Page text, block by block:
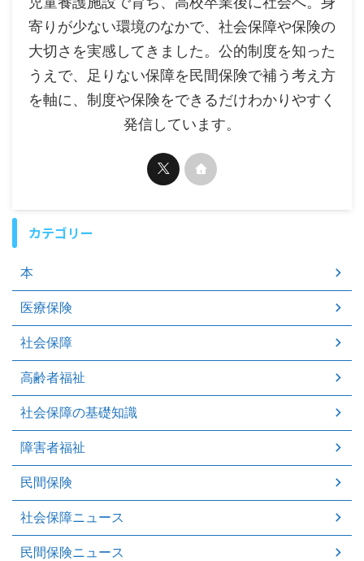
寄りが少ない環境のなかで、社会保障や保険の
大切さを実感してきました。公的制度を知った
うえで、足りない保障を民間保険で補う考え方
を軸に、制度や保険をできるだけわかりやすく
発信しています。
カテゴリー
本
医療保険
社会保障
高齢者福祉
社会保障の基礎知識
障害者福祉
民間保険
社会保障ニュース
民間保険ニュース